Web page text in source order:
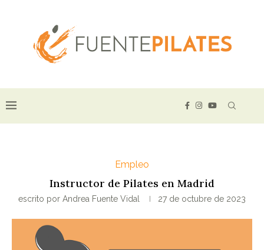
Empleo
Instructor de Pilates en Madrid
escrito por Andrea Fuente Vidal 27 de octubre de 2023